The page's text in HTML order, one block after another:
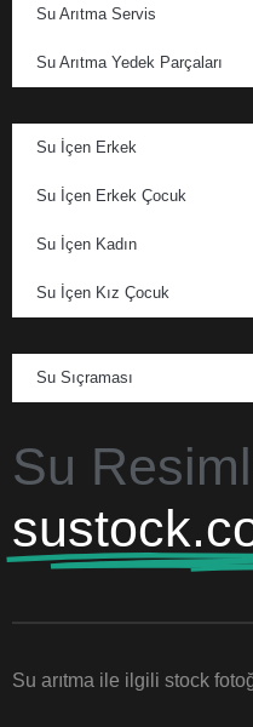
Su Arıtma Servis
Su Arıtma Yedek Parçaları
Su İçen Erkek
Su İçen Erkek Çocuk
Su İçen Kadın
Su İçen Kız Çocuk
Su Sıçraması
Su
Su arıtma ile ilgili stock